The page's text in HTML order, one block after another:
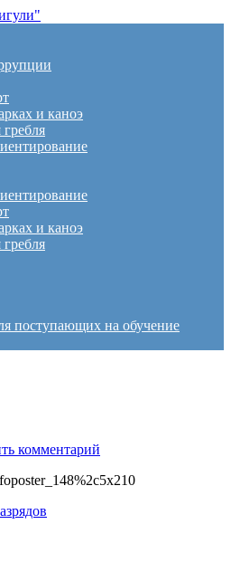
№14
и каноэ
и каноэ
поступающих на обучение
комментарий